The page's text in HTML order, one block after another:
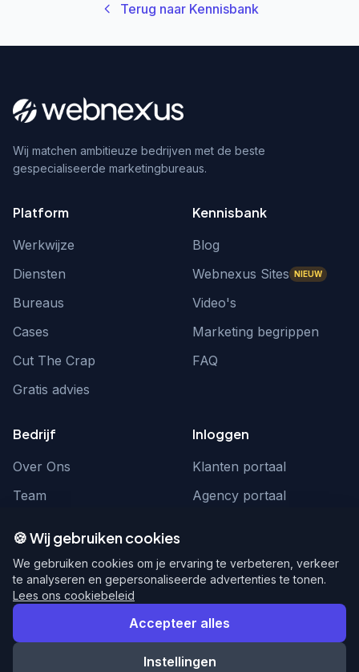
Terug naar Kennisbank
Wij matchen ambitieuze bedrijven met de beste
gespecialiseerde marketingbureaus.
Platform
Werkwijze
Diensten
Bureaus
Cases
Cut The Crap
Gratis advies
Kennisbank
Blog
Webnexus Sites NIEUW
Video's
Marketing begrippen
FAQ
Bedrijf
Over Ons
Team
Inloggen
Klanten portaal
Agency portaal
hello@webnexus.nl
085 004 1875
© 2026 WebNexus. Alle rechten voorbehouden.
🍪 Wij gebruiken cookies
We gebruiken cookies om je ervaring te verbeteren, verkeer
te analyseren en gepersonaliseerde advertenties te tonen.
Lees ons cookiebeleid
Accepteer alles
Instellingen